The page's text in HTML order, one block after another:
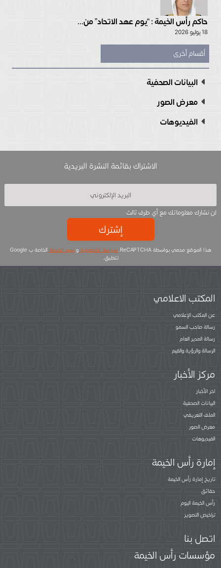
حاكم رأس الخيمة : “يوم عهد الاتحاد” من...
18 يوليو 2026
أقسام أخرى
البيانات الصحفية
معرض الصور
الفيديوهات
الاشتراك بقائمة النشرة البريدية
لن نشارك معلوماتك مع أي طرف ثالث
إشترك
هذا الموقع محمي بواسطة ReCAPTCHA. سياسة الخصوصية وبنود الخدمة
الخاصة ب Google
تتطبق.
المكتب الاعلامي
عن المكتب الإعلامي
رسالة صاحب السمو
رسالة المدير العام
الرسالة والرؤية والقيم
مركز الأخبار
اخر الأخبار
البيانات الصحفية
الملف التعريفي
معرض الصور
الفيديوهات
إمارة رأس الخيمة
تاريخ إمارة رأس الخيمة
حقائق
رأس الخيمة اليوم
تراخيص التصوير
اتصل بنا
مؤسسات رأس الخيمة